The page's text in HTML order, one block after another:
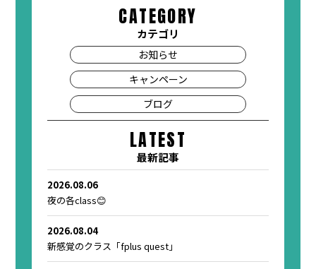
CATEGORY
カテゴリ
お知らせ
キャンペーン
ブログ
LATEST
最新記事
2026.08.06
夜の各class😊
2026.08.04
新感覚のクラス「fplus quest」